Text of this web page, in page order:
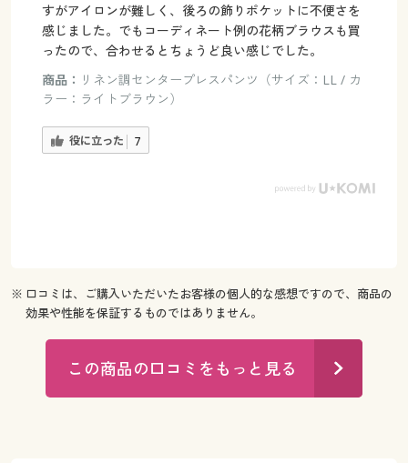
すがアイロンが難しく、後ろの飾りポケットに不便さを
感じました。でもコーディネート例の花柄ブラウスも買
ったので、合わせるとちょうど良い感じでした。
商品： リネン調センタープレスパンツ（サイズ：LL / カ
ラー：ライトブラウン）
役に立った 7
※ 口コミは、ご購入いただいたお客様の個人的な感想ですので、商品の
効果や性能を保証するものではありません。
この商品の口コミをもっと見る